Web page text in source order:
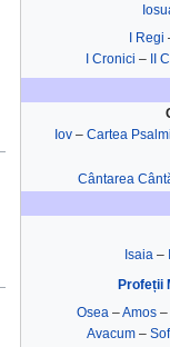
I Regi
I Cronici – II
Iov – Cartea
Cântarea
Isaia –
Profeții
Osea –Amos –
Avacum –